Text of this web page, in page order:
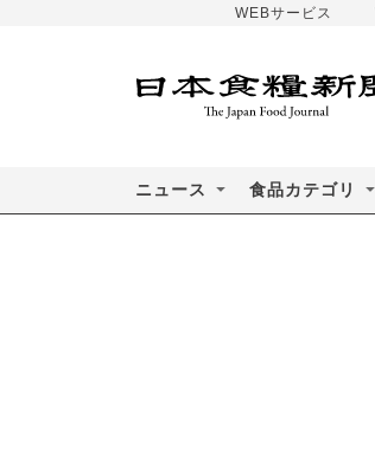
WEBサービス
ニュース 食品カテゴリ